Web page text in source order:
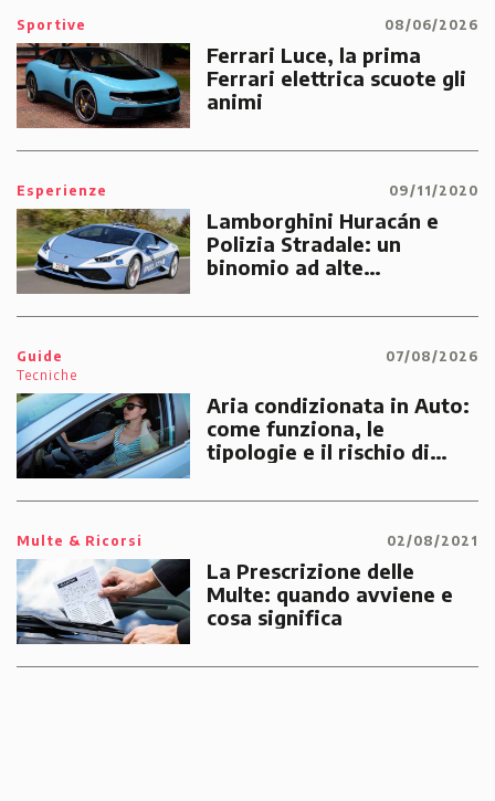
Sportive 08/06/2026
Ferrari Luce, la prima
Ferrari elettrica scuote gli
animi
Esperienze 09/11/2020
Lamborghini Huracán e
Polizia Stradale: un
binomio ad alte
emergenze dei cittadini
Guide
Tecniche
07/08/2026
Aria condizionata in Auto:
come funziona, le
tipologie e il rischio di
Multe & Ricorsi 02/08/2021
La Prescrizione delle
Multe: quando avviene e
cosa significa